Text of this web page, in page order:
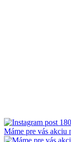
Máme pre vás akciu